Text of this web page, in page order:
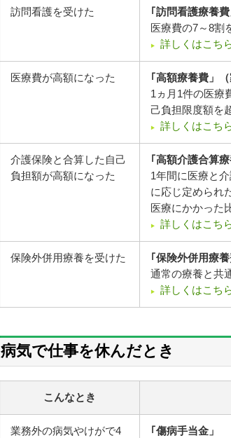
訪問看護を受けた
｢訪問看護療養
医療費の7～8割
詳しくはこち
医療費が高額になった
｢高額療養費」
1ヵ月1件の医療
己負担限度額を
詳しくはこち
介護保険と合算した自己
負担額が高額になった
｢高額介護合算
1年間に医療と
に応じ定められ
医療にかかった
詳しくはこち
保険外併用療養を受けた
｢保険外併用療
通常の療養と共
詳しくはこち
病気で仕事を休んだとき
こんなとき
業務外の病気やけがで4
｢傷病手当金」